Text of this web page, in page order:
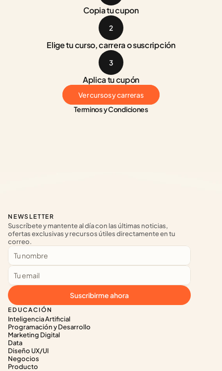
Copia tu cupon
2
Elige tu curso, carrera o suscripción
3
Aplica tu cupón
Ver cursos y carreras
Terminos y Condiciones
EDUCACIÓN
Inteligencia Artificial
Programación y Desarrollo
Marketing Digital
Data
Diseño UX/UI
Negocios
Producto
NEWSLETTER
Suscríbete y mantente al día con las últimas noticias,
ofertas exclusivas y recursos útiles directamente en tu
correo.
Suscribirme ahora